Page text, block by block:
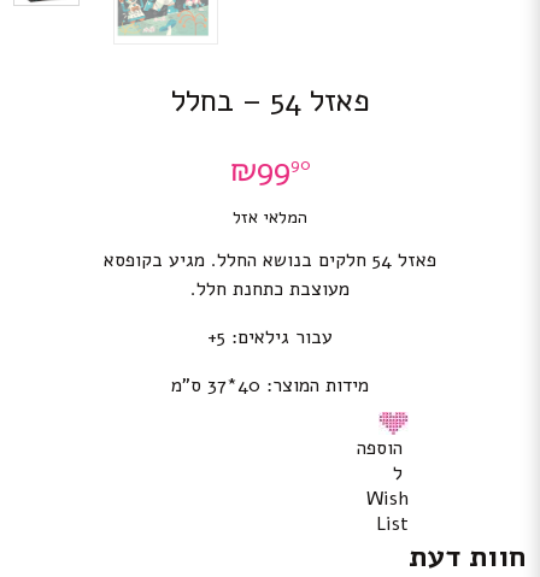
פאזל 54 – בחלל
₪9990
המלאי אזל
פאזל 54 חלקים בנושא החלל. מגיע בקופסא
מעוצבת כתחנת חלל.
עבור גילאים: 5+
מידות המוצר: 40*37 ס”מ
הוספה
ל
Wish
List
חוות דעת